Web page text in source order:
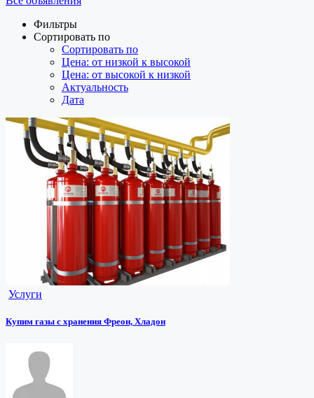
Фильтры
Сортировать по
Сортировать по
Цена: от низкой к высокой
Цена: от высокой к низкой
Актуальность
Дата
Услуги
Купим газы с хранения Фреон, Хладон